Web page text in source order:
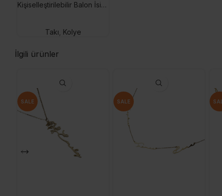
Kişiselleştirilebilir Balon İsim Kolye
Takı Kolye
İlgili ürünler
SALE SALE